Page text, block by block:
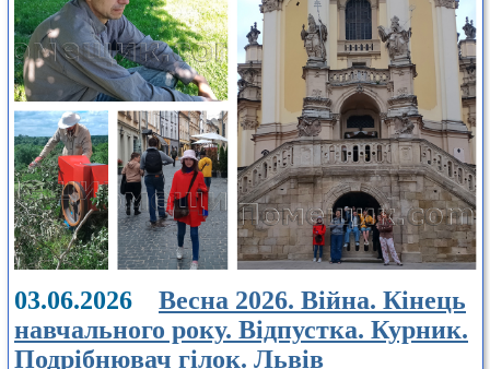
03.06.2026 Весна 2026. Війна. Кінець
навчального року. Відпустка. Курник.
Подрібнювач гілок. Львів